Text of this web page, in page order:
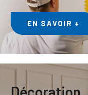
EN SAVOIR +
Décoration